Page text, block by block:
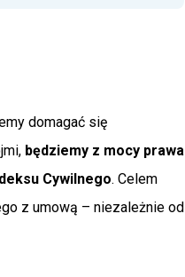
domagać się
będziemy z mocy prawa
Cywilnego. Celem
z umową – niezależnie od